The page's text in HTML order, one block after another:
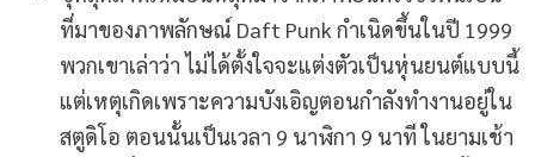
ที่มาของภาพลักษณ์ Daft Punk กำเนิดขึ้นในปี 1999
พวกเขาเล่าว่า ไม่ได้ตั้งใจจะแต่งตัวเป็นหุ่นยนต์แบบนี้
แต่เหตุเกิดเพราะความบังเอิญตอนกำลังทำงานอยู่ใน
สตูดิโอ ตอนนั้นเป็นเวลา 9 นาฬิกา 9 นาที ในยามเช้า